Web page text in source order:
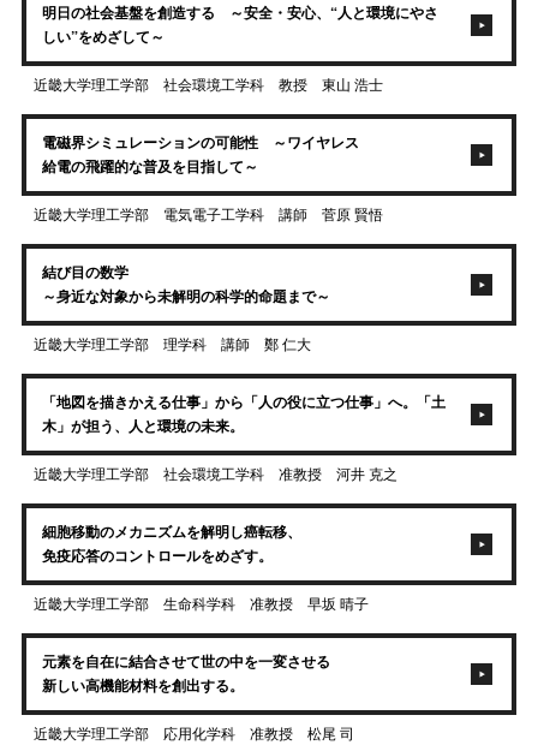
明日の社会基盤を創造する ～安全・安心、“人と環境にやさ
しい”をめざして～
近畿大学理工学部 社会環境工学科 教授 東山 浩士
電磁界シミュレーションの可能性 ～ワイヤレス
給電の飛躍的な普及を目指して～
近畿大学理工学部 電気電子工学科 講師 菅原 賢悟
結び目の数学
～身近な対象から未解明の科学的命題まで～
近畿大学理工学部 理学科 講師 鄭 仁大
「地図を描きかえる仕事」から「人の役に立つ仕事」へ。「土
木」が担う、人と環境の未来。
近畿大学理工学部 社会環境工学科 准教授 河井 克之
細胞移動のメカニズムを解明し癌転移、
免疫応答のコントロールをめざす。
近畿大学理工学部 生命科学科 准教授 早坂 晴子
元素を自在に結合させて世の中を一変させる
新しい高機能材料を創出する。
近畿大学理工学部 応用化学科 准教授 松尾 司